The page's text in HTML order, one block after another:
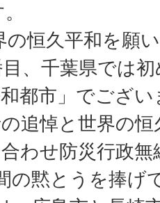
の恒久平和を願
、千葉県では
和都市」でござ
追悼と世界の
わせ防災行政
の黙とうを捧げ